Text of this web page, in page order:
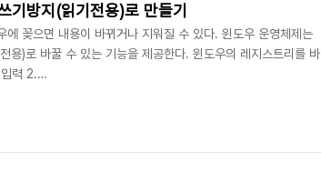
기방지(읽기전용)로 만들기
꽂으면 내용이 바뀌거나 지워질 수 있다. 윈도우 운영체제는
용)로 바꿀 수 있는 기능을 제공한다. 윈도우의 레지스트리를 바
력 2.
입력 4. "StorageDevicePolicies" 키가 생기면 열고 다